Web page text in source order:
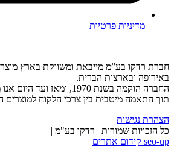
מדיניות פרטיות
חברת רדקו בע”מ מייבאת ומשווקת בארץ
באירופה ובארצות הברית.
החברה הוקמה בשנת 1970,
תוך התאמה מיטבית בין צרכי הלקוח למוצרים
הצהרת נגישות
כל הזכויות שמורות | רדקו בע"מ |
seo-up קידום אתרים